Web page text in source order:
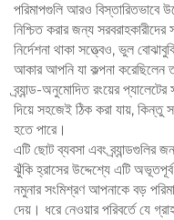
পরিমাপগুলি আরও বিস্তারিতভাবে
নিশ্চিত করার জন্য
নির্দেশনা থাকা সত্ত্বেও, ভুল
আকার আপনি যা কল্পনা করেছিলেন
ব্র্যান্ড-অনুমোদিত রংয়ের
দিয়ে সহজেই ঠিক করা যায়, কিন্তু
হতে পারে।
এটি ছোট ব্যবসা এবং ব্র্যান্ডগুলির
ঝুঁকি হ্রাসের উদ্দেশ্যে এটি
নমুনার সংমিশ্রণ আপনাকে বড়
দেয়। ধরে নেওয়ার পরিবর্তে যে